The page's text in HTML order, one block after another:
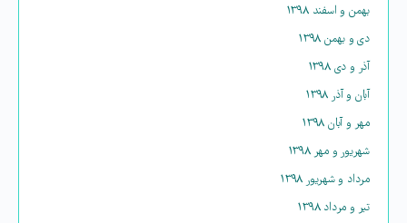
بهمن و اسفند ۱۳۹۸
دی و بهمن ۱۳۹۸
آذر و دی ۱۳۹۸
آبان و آذر ۱۳۹۸
مهر و آبان ۱۳۹۸
شهریور و مهر ۱۳۹۸
مرداد و شهریور ۱۳۹۸
تیر و مرداد ۱۳۹۸